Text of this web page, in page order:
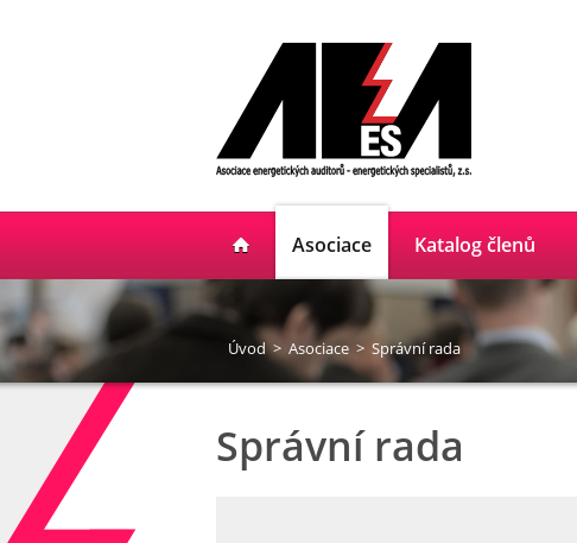
Asociace Katalog členů
Úvod > Asociace > Správní rada
Správní rada